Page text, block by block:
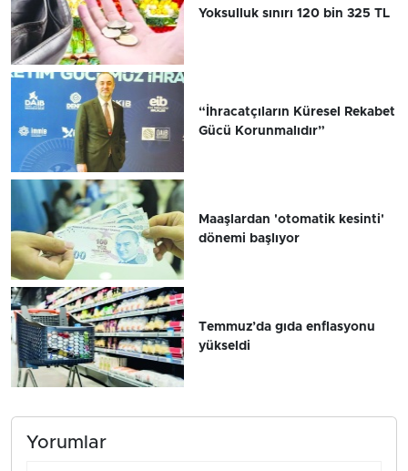
Yoksulluk sınırı 120 bin 325 TL
“İhracatçıların Küresel Rekabet
Gücü Korunmalıdır”
Maaşlardan 'otomatik kesinti'
dönemi başlıyor
Temmuz’da gıda enflasyonu
yükseldi
Yorumlar